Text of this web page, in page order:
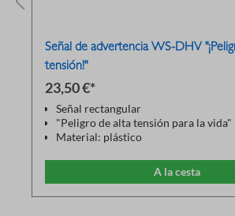
Señal de advertencia WS-DHV
tensión!"
23,50 €*
Señal rectangular
"Peligro de alta tensión para la vida"
Material: plástico
Color: negro/amarillo
EN50191 / DIN 40008
A la cesta